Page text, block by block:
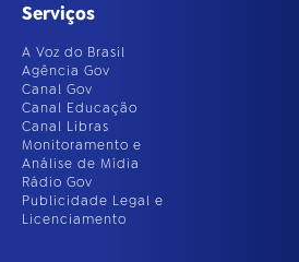
Serviços
A Voz do Brasil
Agência Gov
Canal Gov
Canal Educação
Canal Libras
Monitoramento e
Análise de Mídia
Rádio Gov
Publicidade Legal e
Licenciamento